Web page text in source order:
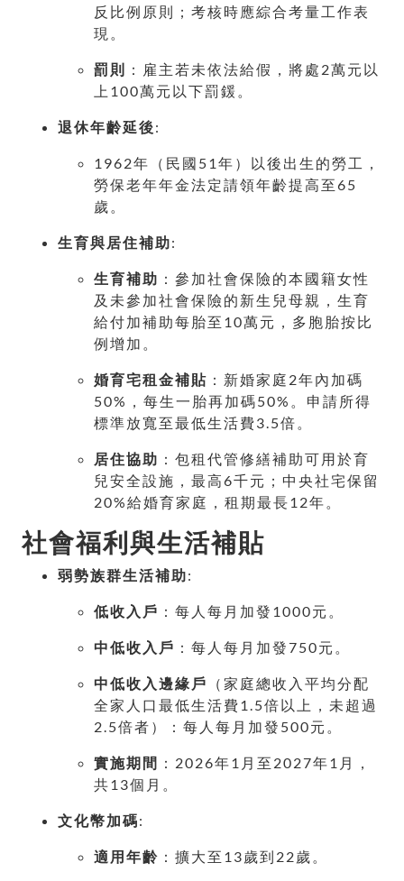
反比例原則；考核時應綜合考量工作表
現。
罰則
：雇主若未依法給假，將處2萬元以
上100萬元以下罰鍰。
退休年齡延後:
1962年（民國51年）以後出生的勞工，
勞保老年年金法定請領年齡提高至65
歲。
生育與居住補助:
生育補助 ：參加社會保險的本國籍女性
及未參加社會保險的新生兒母親，生育
給付加補助每胎至10萬元，多胞胎按比
例增加。
婚育宅租金補貼 ：新婚家庭2年內加碼
50%，每生一胎再加碼50%。申請所得
標準放寬至最低生活費3.5倍。
居住協助 ：包租代管修繕補助可用於育
兒安全設施，最高6千元；中央社宅保留
20%給婚育家庭，租期最長12年。
社會福利與生活補貼
弱勢族群生活補助:
低收入戶 ：每人每月加發1000元。
中低收入戶 ：每人每月加發750元。
中低收入邊緣戶
（家庭總收入平均分配
全家人口最低生活費1.5倍以上，未超過
2.5倍者）：每人每月加發500元。
實施期間 ：2026年1月至2027年1月，
共13個月。
文化幣加碼:
適用年齡 ：擴大至13歲到22歲。